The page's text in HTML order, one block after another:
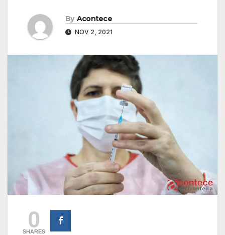
By Acontece
NOV 2, 2021
0
SHARES